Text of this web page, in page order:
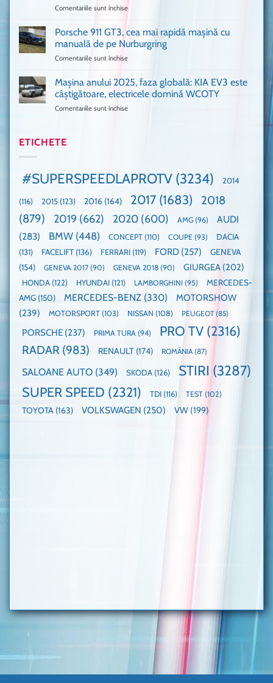
în
UK,
că
nevoie
de
Comentariile sunt închise
Am
pus
umărul
cu
mai
mare
paradă
de
dube
Porsche 911 GT3, cea mai rapidă mașină cu
manuală de pe Nurburgring
Comentariile sunt închise
911
GT3,
cea
pe
Nurburgring
Mașina anului 2025, faza globală: KIA EV3 este
câștigătoare, electricele domină WCOTY
Comentariile sunt închise
EV3
câștigătoare,
domină
WCOTY
ETICHETE
#SUPERSPEEDLAPROTV (3234) 2014
(116) 2015 (123) 2016 (164) 2017 (1683)
2018
(879)
2019 (662) 2020 (600) AMG (96)
AUDI
(283)
BMW (448) CONCEPT (110) COUPE (93)
DACIA
(131)
FACELIFT (136) FERRARI (119) FORD (257)
GENEVA
(154)
GENEVA 2017 (90) GENEVA 2018 (90) GIURGEA (202)
HONDA (122) HYUNDAI (121) LAMBORGHINI (95)
MERCEDES-
AMG (150) MERCEDES-BENZ (330)
MOTORSHOW
(239)
MOTORSPORT (103) NISSAN (108) PEUGEOT(85)
PORSCHE (237) PRIMA TURA (94) PRO TV (2316)
RADAR (983) RENAULT (174) ROMÂNIA(87)
SALOANE AUTO (349) SKODA (126) STIRI (3287)
SUPER SPEED (2321) TDI (116) TEST (102)
TOYOTA (163) VOLKSWAGEN (250) VW (199)